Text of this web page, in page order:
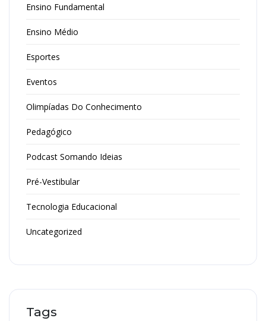
Ensino Fundamental
Ensino Médio
Esportes
Eventos
Olimpíadas Do Conhecimento
Pedagógico
Podcast Somando Ideias
Pré-Vestibular
Tecnologia Educacional
Uncategorized
Tags